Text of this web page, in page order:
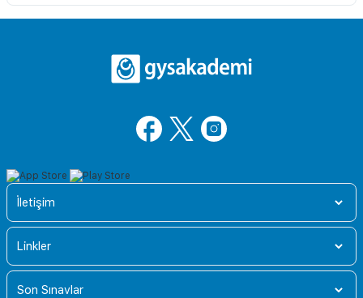
İletişim
Linkler
Son Sınavlar